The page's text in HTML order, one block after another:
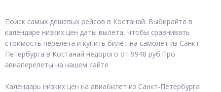
Поиск самых дешевых рейсов в Костанай. Выбирайте в
календаре низких цен даты вылета, чтобы сравнивать
стоимость перелета и купить билет на самолет из Санкт-
Петербурга в Костанай недорого от 9948 руб.Про
авиаперелеты на нашем сайте
Календарь низких цен на авиабилет из Санкт-Петербурга